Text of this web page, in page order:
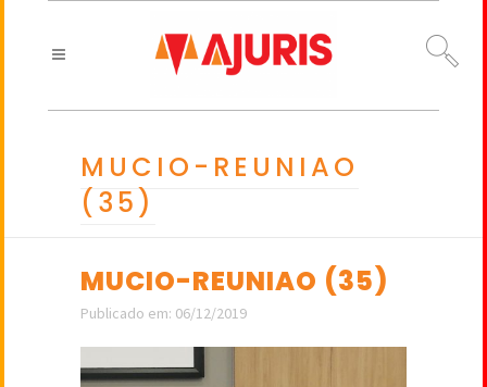
MUCIO-REUNIAO
(35)
MUCIO-REUNIAO (35)
Publicado em: 06/12/2019